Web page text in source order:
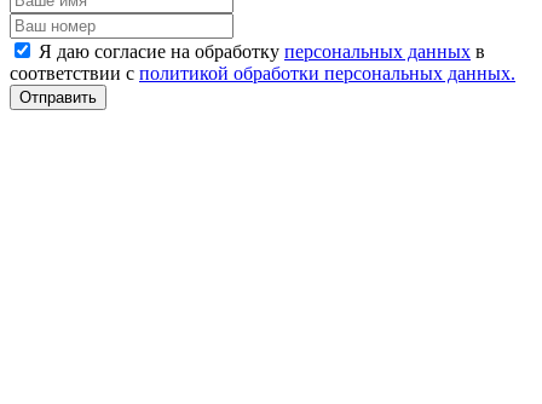
Я даю согласие на обработку персональных данных в
соответствии с политикой обработки персональных данных.